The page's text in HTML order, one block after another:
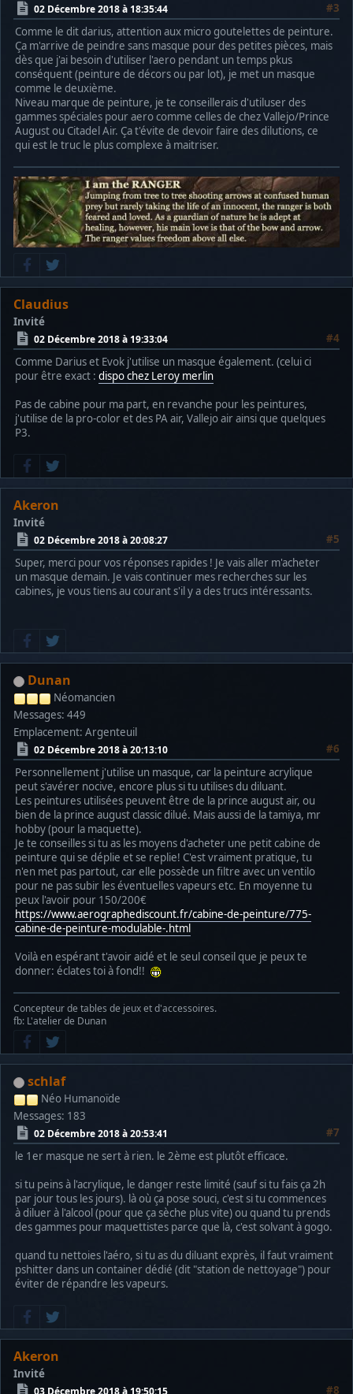
02 Décembre 2018 à 18:35:44
#3
Comme le dit darius, attention aux micro goutelettes de peinture.
Ça m'arrive de peindre sans masque pour des petites pièces, mais
dès que j'ai besoin d'utiliser l'aero pendant un temps pkus
conséquent (peinture de décors ou par lot), je met un masque
comme le deuxième.
Niveau marque de peinture, je te conseillerais d'utiluser des
gammes spéciales pour aero comme celles de chez Vallejo/Prince
August ou Citadel Air. Ça t'évite de devoir faire des dilutions, ce
qui est le truc le plus complexe à maitriser.
Claudius
Invité
02 Décembre 2018 à 19:33:04
#4
Comme Darius et Evok j'utilise un masque également. (celui ci
pour être exact : dispo chez Leroy merlin
Pas de cabine pour ma part, en revanche pour les peintures,
j'utilise de la pro-color et des PA air, Vallejo air ainsi que quelques
P3.
Akeron
Invité
02 Décembre 2018 à 20:08:27
#5
Super, merci pour vos réponses rapides ! Je vais aller m'acheter
un masque demain. Je vais continuer mes recherches sur les
cabines, je vous tiens au courant s'il y a des trucs intéressants.
Dunan
Néomancien
Messages: 449
Emplacement: Argenteuil
02 Décembre 2018 à 20:13:10
#6
Personnellement j'utilise un masque, car la peinture acrylique
peut s'avérer nocive, encore plus si tu utilises du diluant.
Les peintures utilisées peuvent être de la prince august air, ou
bien de la prince august classic dilué. Mais aussi de la tamiya, mr
hobby (pour la maquette).
Je te conseilles si tu as les moyens d'acheter une petit cabine de
peinture qui se déplie et se replie! C'est vraiment pratique, tu
n'en met pas partout, car elle possède un filtre avec un ventilo
pour ne pas subir les éventuelles vapeurs etc. En moyenne tu
peux l'avoir pour 150/200€
https://www.aerographediscount.fr/cabine-de-peinture/775-
cabine-de-peinture-modulable-.html
Voilà en espérant t'avoir aidé et le seul conseil que je peux te
donner: éclates toi à fond!!
Concepteur de tables de jeux et d'accessoires.
fb: L'atelier de Dunan
schlaf
Néo Humanoïde
Messages: 183
02 Décembre 2018 à 20:53:41
#7
le 1er masque ne sert à rien. le 2ème est plutôt efficace.
si tu peins à l'acrylique, le danger reste limité (sauf si tu fais ça 2h
par jour tous les jours). là où ça pose souci, c'est si tu commences
à diluer à l'alcool (pour que ça sèche plus vite) ou quand tu prends
des gammes pour maquettistes parce que là, c'est solvant à gogo.
quand tu nettoies l'aéro, si tu as du diluant exprès, il faut vraiment
pshitter dans un container dédié (dit "station de nettoyage") pour
éviter de répandre les vapeurs.
Akeron
Invité
#8